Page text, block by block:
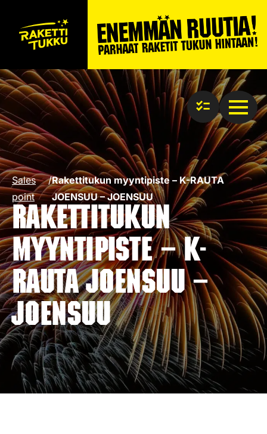
Sales
point
/Rakettitukun myyntipiste – K-RAUTA
JOENSUU – JOENSUU
Rakettitukun
myyntipiste – K-
RAUTA JOENSUU –
JOENSUU